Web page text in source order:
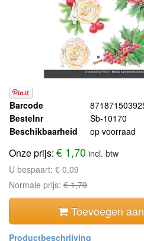
Barcode
Bestelnr
Sb-10170
Beschikbaarheid
op voorraad
Onze prijs: € 1,70incl. btw
U bespaart: € 0,09
Normale prijs: € 1,79
Toevoegen